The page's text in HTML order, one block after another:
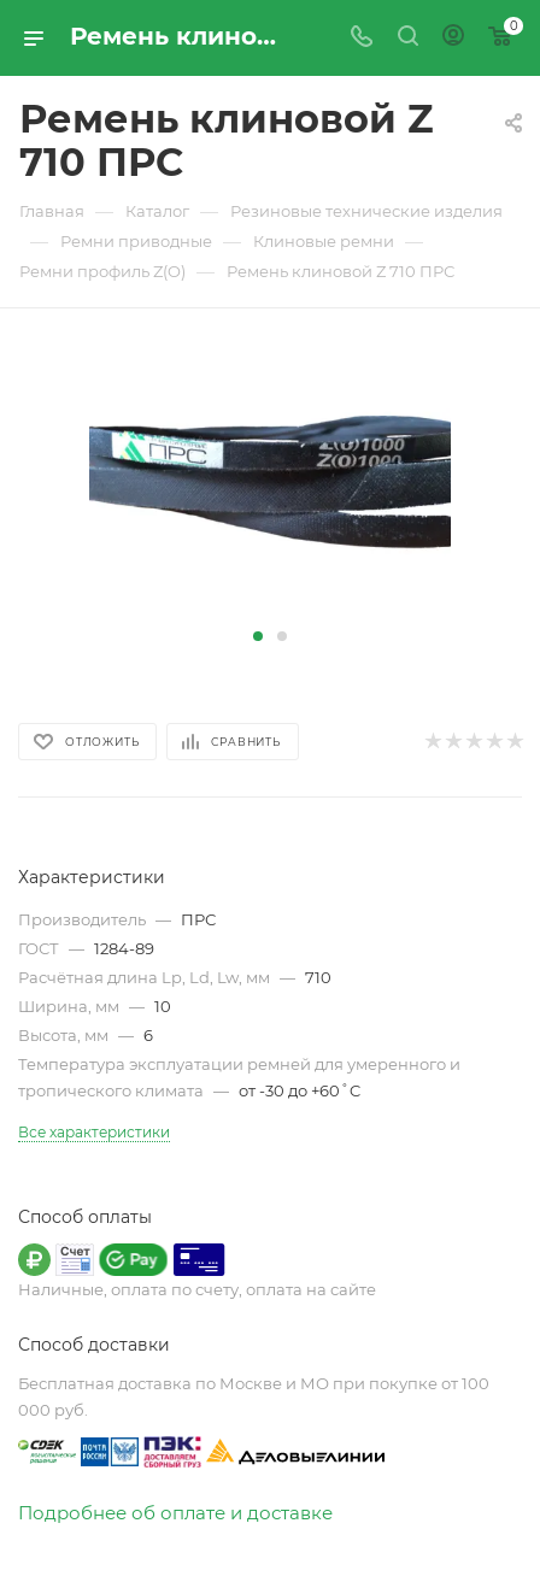
Ремень клиновой Z 710 ПРС - купить по цене производителя с доставкой по Москве и России | ПРОМРЕСУРССЕРВИС 0
Ремень клиновой Z
710 ПРС
Главная — Каталог — Резиновые технические изделия
— Ремни приводные — Клиновые ремни —
Ремни профиль Z(O) — Ремень клиновой Z 710 ПРС
ОТЛОЖИТЬ СРАВНИТЬ
Характеристики
Производитель — ПРС
ГОСТ — 1284-89
Расчётная длина Lp, Ld, Lw, мм — 710
Ширина, мм — 10
Высота, мм — 6
Температура эксплуатации ремней для умеренного и
тропического климата — от -30 до +60˚C
Все характеристики
Способ оплаты
Наличные, оплата по счету, оплата на сайте
Способ доставки
Бесплатная доставка по Москве и МО при покупке от 100
000 руб.
Подробнее об оплате и доставке